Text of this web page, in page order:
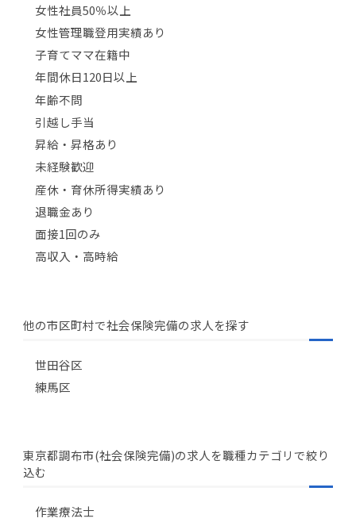
女性社員50％以上
女性管理職登用実績あり
子育てママ在籍中
年間休日120日以上
年齢不問
引越し手当
昇給・昇格あり
未経験歓迎
産休・育休所得実績あり
退職金あり
面接1回のみ
高収入・高時給
他の市区町村で社会保険完備の求人を探す
世田谷区
練馬区
東京都調布市(社会保険完備)の求人を職種カテゴリで絞り
込む
作業療法士